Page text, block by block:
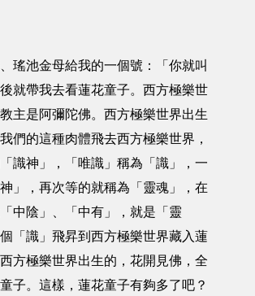
瑤池金母給我的一個號：「你就叫
就帶我去看蓮花童子。西方極樂世
主是阿彌陀佛。西方極樂世界出生
們的這種肉體飛去西方極樂世界，
識神」，「唯識」稱為「識」，一
」，再次等的就稱為「靈魂」，在
中陰」、「中有」，就是「靈
「識」飛昇到西方極樂世界藏入蓮
方極樂世界出生的，花開見佛，全
子。這樣，蓮花童子有夠多了吧？